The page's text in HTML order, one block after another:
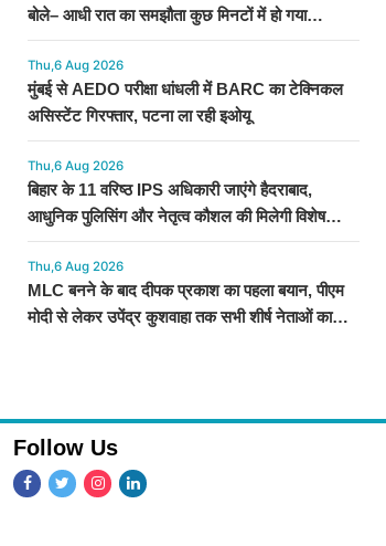
बोले– आधी रात का समझौता कुछ मिनटों में हो गया
सार्वजनिक
Thu,6 Aug 2026
मुंबई से AEDO परीक्षा धांधली में BARC का टेक्निकल
असिस्टेंट गिरफ्तार, पटना ला रही इओयू
Thu,6 Aug 2026
बिहार के 11 वरिष्ठ IPS अधिकारी जाएंगे हैदराबाद,
आधुनिक पुलिसिंग और नेतृत्व कौशल की मिलेगी विशेष
ट्रेनिंग
Thu,6 Aug 2026
MLC बनने के बाद दीपक प्रकाश का पहला बयान, पीएम
मोदी से लेकर उपेंद्र कुशवाहा तक सभी शीर्ष नेताओं का
Follow Us